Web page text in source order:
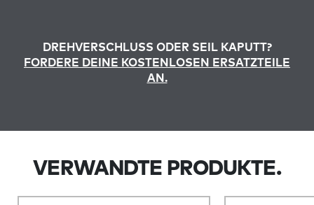
DREHVERSCHLUSS ODER SEIL KAPUTT?
FORDERE DEINE KOSTENLOSEN ERSATZTEILE
AN.
VERWANDTE PRODUKTE.